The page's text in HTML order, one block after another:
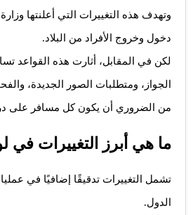
وتهدف هذه التغييرات التي أعلنتها
دخول وخروج الأفراد من البلاد.
لكن في المقابل، أثارت هذه القواعد
الجواز، ومتطلبات الصور الجديدة،
من الضروري أن يكون كل مسافر على
ما هي أبرز التغييرات في
تشمل التغييرات تدقيقًا إضافيًا في
الدول.